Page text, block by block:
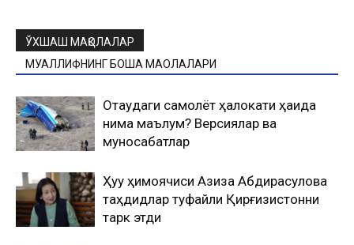
ЎХШАШ МАҚОЛАЛАР
МУАЛЛИФНИНГ БОШҚА МАҚОЛАЛАРИ
Оқтаудаги самолёт ҳалокати ҳақида
нима маълум? Версиялар ва
муносабатлар
Ҳуқуқ ҳимоячиси Азиза Абдирасулова
таҳдидлар туфайли Қирғизистонни
тарк этди